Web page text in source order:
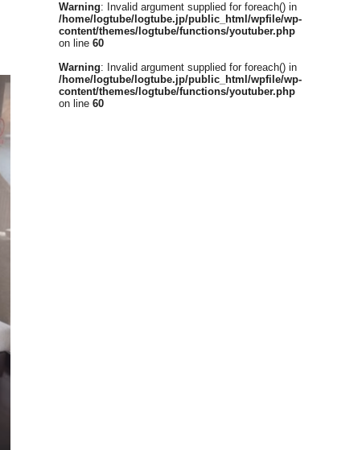
Warning: Invalid argument supplied for foreach() in
/home/logtube/logtube.jp/public_html/wpfile/wp-
content/themes/logtube/functions/youtuber.php
on line 60
Warning: Invalid argument supplied for foreach() in
/home/logtube/logtube.jp/public_html/wpfile/wp-
content/themes/logtube/functions/youtuber.php
on line 60